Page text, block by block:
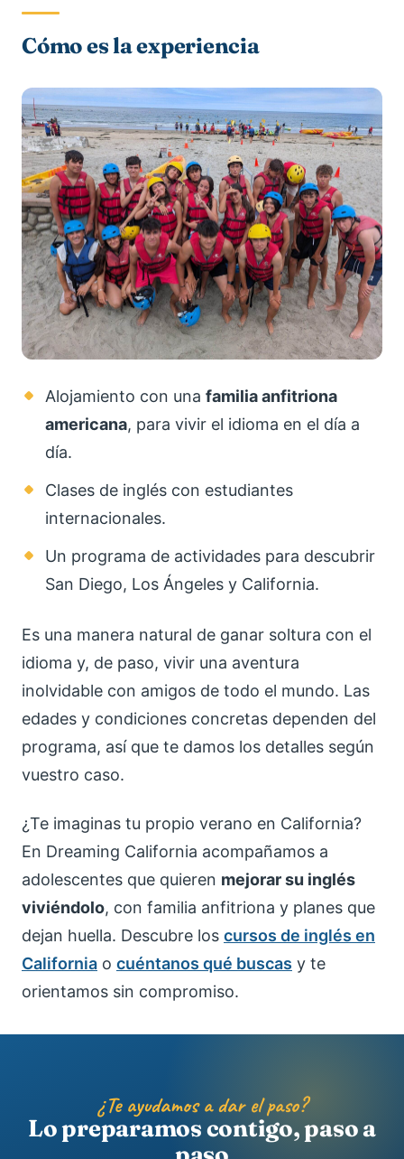
Cómo es la experiencia
Alojamiento con una familia anfitriona
americana, para vivir el idioma en el día a
día.
Clases de inglés con estudiantes
internacionales.
Un programa de actividades para descubrir
San Diego, Los Ángeles y California.
Es una manera natural de ganar soltura con el
idioma y, de paso, vivir una aventura
inolvidable con amigos de todo el mundo. Las
edades y condiciones concretas dependen del
programa, así que te damos los detalles según
vuestro caso.
¿Te imaginas tu propio verano en California?
En Dreaming California acompañamos a
adolescentes que quieren mejorar su inglés
viviéndolo, con familia anfitriona y planes que
dejan huella. Descubre los cursos de inglés en
California o cuéntanos qué buscas y te
orientamos sin compromiso.
¿Te ayudamos a dar el paso?
Lo preparamos contigo, paso a